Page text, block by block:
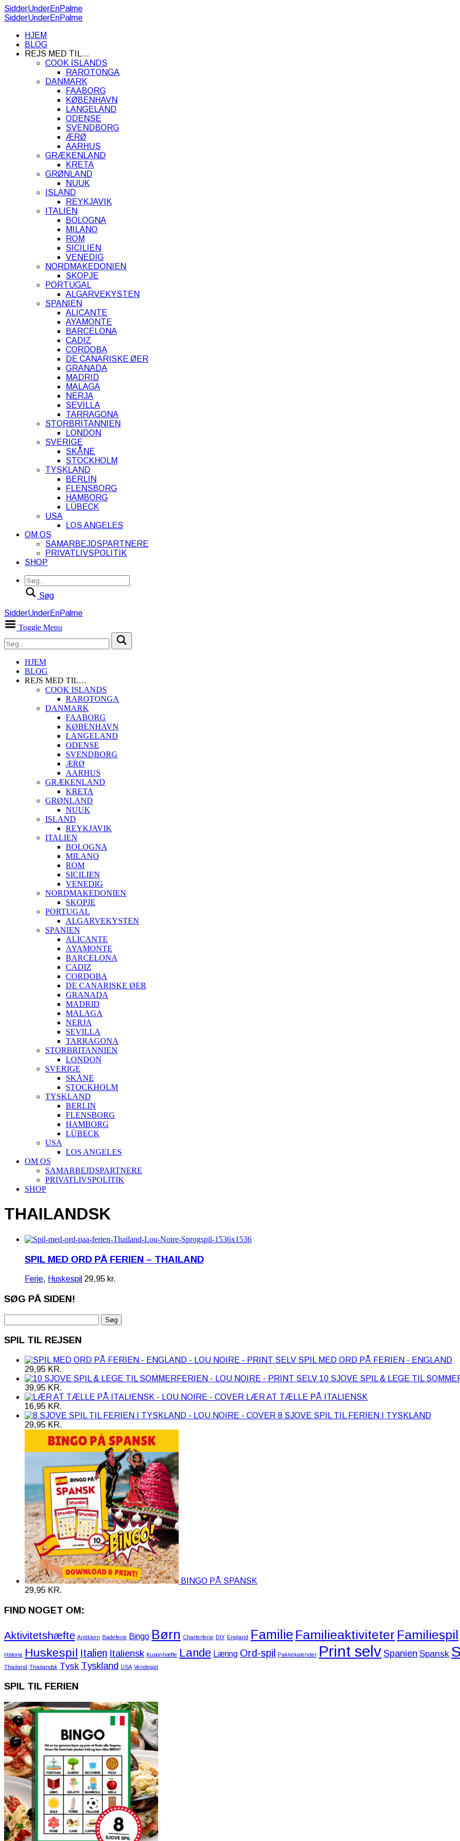
SidderUnderEnPalme
SidderUnderEnPalme
HJEM
BLOG
REJS MED TIL…
COOK ISLANDS
RAROTONGA
DANMARK
FAABORG
KØBENHAVN
LANGELAND
ODENSE
SVENDBORG
ÆRØ
AARHUS
GRÆKENLAND
KRETA
GRØNLAND
NUUK
ISLAND
REYKJAVIK
ITALIEN
BOLOGNA
MILANO
ROM
SICILIEN
VENEDIG
NORDMAKEDONIEN
SKOPJE
PORTUGAL
ALGARVEKYSTEN
SPANIEN
ALICANTE
AYAMONTE
BARCELONA
CADIZ
CORDOBA
DE CANARISKE ØER
GRANADA
MADRID
MALAGA
NERJA
SEVILLA
TARRAGONA
STORBRITANNIEN
LONDON
SVERIGE
SKÅNE
STOCKHOLM
TYSKLAND
BERLIN
FLENSBORG
HAMBORG
LÜBECK
USA
LOS ANGELES
OM OS
SAMARBEJDSPARTNERE
PRIVATLIVSPOLITIK
SHOP
Søg
SidderUnderEnPalme
Toggle Menu
HJEM
BLOG
REJS MED TIL…
COOK ISLANDS
RAROTONGA
DANMARK
FAABORG
KØBENHAVN
LANGELAND
ODENSE
SVENDBORG
ÆRØ
AARHUS
GRÆKENLAND
KRETA
GRØNLAND
NUUK
ISLAND
REYKJAVIK
ITALIEN
BOLOGNA
MILANO
ROM
SICILIEN
VENEDIG
NORDMAKEDONIEN
SKOPJE
PORTUGAL
ALGARVEKYSTEN
SPANIEN
ALICANTE
AYAMONTE
BARCELONA
CADIZ
CORDOBA
DE CANARISKE ØER
GRANADA
MADRID
MALAGA
NERJA
SEVILLA
TARRAGONA
STORBRITANNIEN
LONDON
SVERIGE
SKÅNE
STOCKHOLM
TYSKLAND
BERLIN
FLENSBORG
HAMBORG
LÜBECK
USA
LOS ANGELES
OM OS
SAMARBEJDSPARTNERE
PRIVATLIVSPOLITIK
SHOP
THAILANDSK
SPIL MED ORD PÅ FERIEN – THAILAND
Ferie, Huskespil 29,95 kr.
SØG PÅ SIDEN!
efter:
SPIL TIL REJSEN
SPIL MED ORD PÅ FERIEN - ENGLAND
29,95 KR.
10 SJOVE SPIL & LEGE TIL
39,95 KR.
LÆR AT TÆLLE PÅ ITALIENSK
16,95 KR.
8 SJOVE SPIL TIL FERIEN I TYSKLAND
29,95 KR.
BINGO PÅ SPANSK
29,95 KR.
FIND NOGET OM:
Aktivitetshæfte Antikken Badeferie Bingo Børn Charterferie DIY England Familie Familieaktiviteter Familiespil
Historie Huskespil Italien Italiensk Kuponhæfte Lande Læring Ord-spil Pakkekalender Print selvSpanien Spansk
Thailand Thailandsk Tysk Tyskland USA Vendespil
SPIL TIL FERIEN